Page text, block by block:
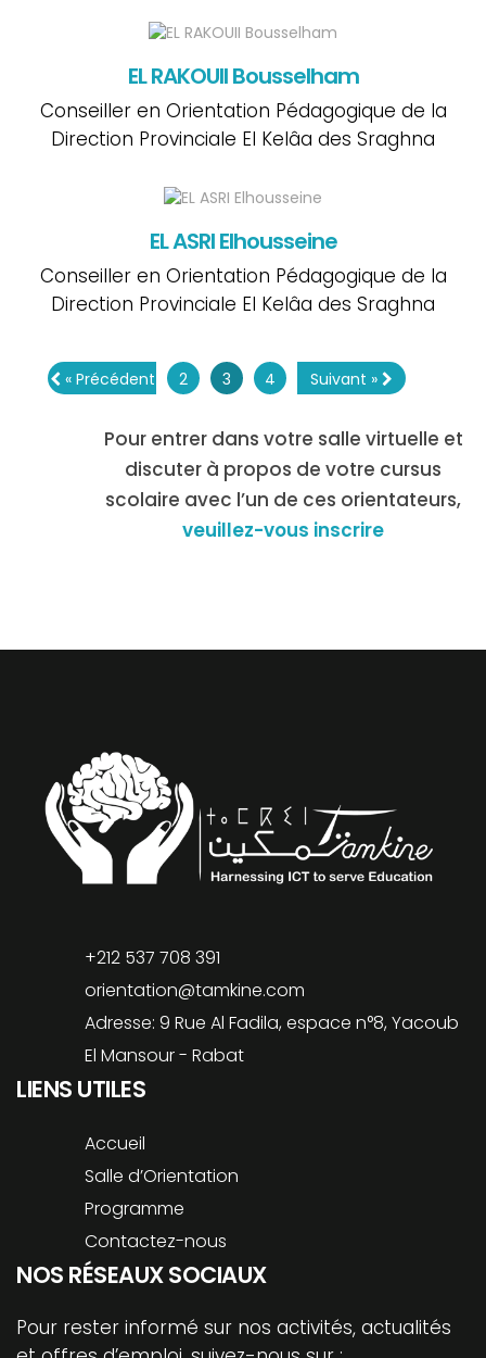
EL RAKOUII Bousselham
Conseiller en Orientation Pédagogique de la
Direction Provinciale El Kelâa des Sraghna
EL ASRI Elhousseine
Conseiller en Orientation Pédagogique de la
Direction Provinciale El Kelâa des Sraghna
« Précédent 2 3 4 Suivant »
Pour entrer dans votre salle virtuelle et
discuter à propos de votre cursus
scolaire avec l’un de ces orientateurs,
veuillez-vous inscrire
+212 537 708 391
orientation@tamkine.com
Adresse: 9 Rue Al Fadila, espace n°8, Yacoub
El Mansour - Rabat
LIENS UTILES
Accueil
Salle d’Orientation
Programme
Contactez-nous
NOS RÉSEAUX SOCIAUX
Pour rester informé sur nos activités, actualités